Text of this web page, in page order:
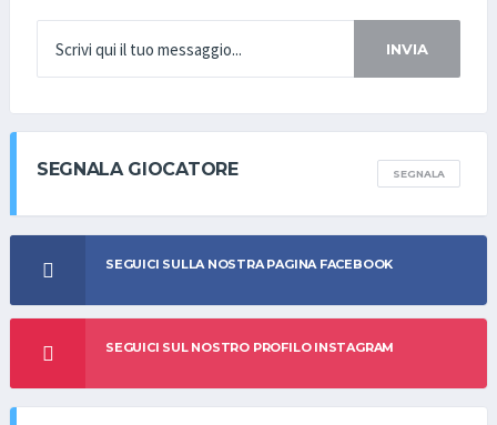
INVIA
SEGNALA GIOCATORE SEGNALA
SEGUICI SULLA NOSTRA PAGINA FACEBOOK
SEGUICI SUL NOSTRO PROFILO INSTAGRAM